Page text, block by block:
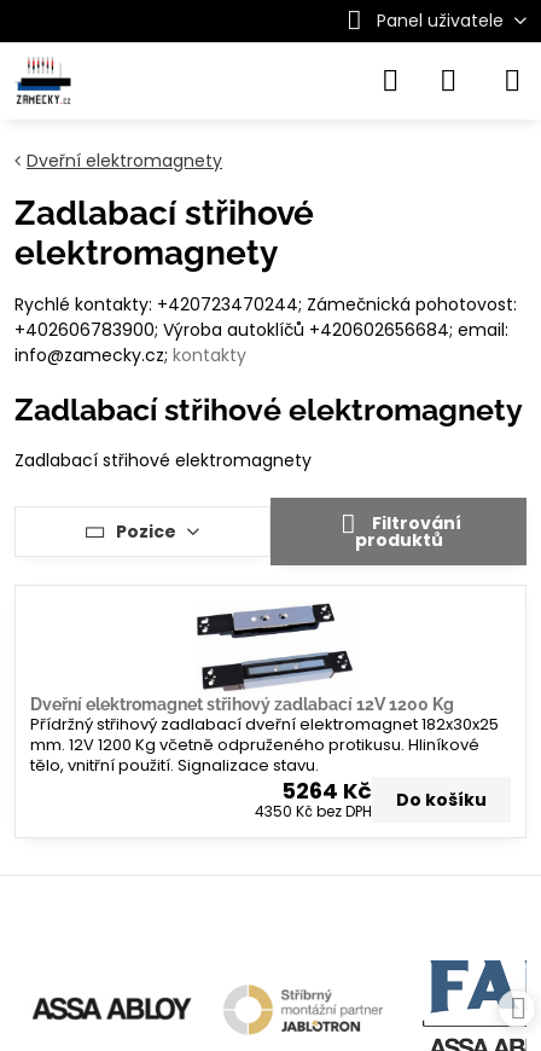
Panel uživatele
Dveřní elektromagnety
Zadlabací střihové
elektromagnety
Rychlé kontakty: +420723470244; Zámečnická pohotovost:
+402606783900; Výroba autoklíčů +420602656684; email:
info@zamecky.cz; kontakty
Zadlabací střihové elektromagnety
Zadlabací střihové elektromagnety
Pozice Filtrování
produktů
Dveřní elektromagnet střihový zadlabací 12V 1200 Kg
Přídržný střihový zadlabací dveřní elektromagnet 182x30x25
mm. 12V 1200 Kg včetně odpruženého protikusu. Hliníkové
tělo, vnitřní použití. Signalizace stavu.
5264 Kč
4350 Kčbez DPH Do košíku